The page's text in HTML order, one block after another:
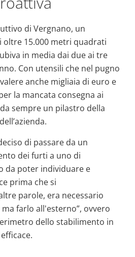
di Vergnano, un
15.000 metri quadrati
in media dai due ai tre
Con utensili che nel pugno
anche migliaia di euro e
la mancata consegna ai
sempre un pilastro della
di passare da un
dei furti a uno di
da poter individuare e
prima che si
parole, era necessario
farlo all'esterno”, ovvero
dello stabilimento in